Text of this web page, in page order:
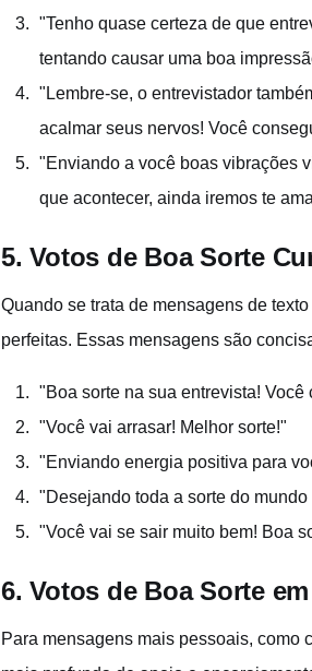
"Tenho quase certeza de que
tentando causar uma boa
"Lembre-se, o entrevistador
acalmar seus nervos! Você
"Enviando a você boas vibrações
que acontecer, ainda iremos te
5. Votos de Boa Sorte
Quando se trata de mensagens de
perfeitas. Essas mensagens são
"Boa sorte na sua entrevista! Você
"Você vai arrasar! Melhor sorte!"
"Enviando energia positiva para
"Desejando toda a sorte do
"Você vai se sair muito bem! Boa
6. Votos de Boa Sorte
Para mensagens mais pessoais, como